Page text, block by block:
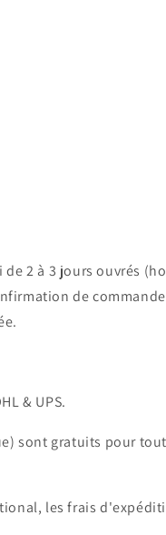
2 à 3 jours ouvrés
de
& UPS.
sont gratuits pour
les frais